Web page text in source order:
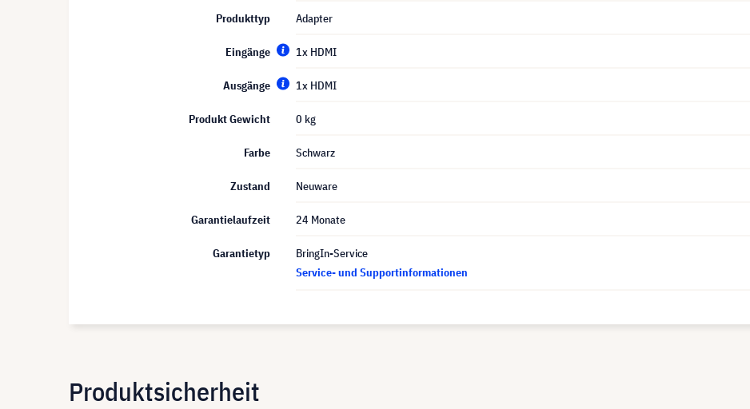
Produkttyp Adapter
Eingänge 1x HDMI
Ausgänge 1x HDMI
Produkt Gewicht 0 kg
Farbe Schwarz
Zustand Neuware
Garantielaufzeit 24 Monate
Garantietyp
BringIn-Service
Service- und Supportinformationen
Produktsicherheit